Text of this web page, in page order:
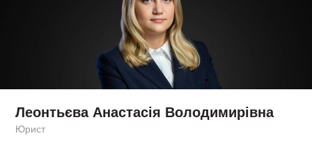
Леонтьєва Анастасія Володимирівна
Юрист